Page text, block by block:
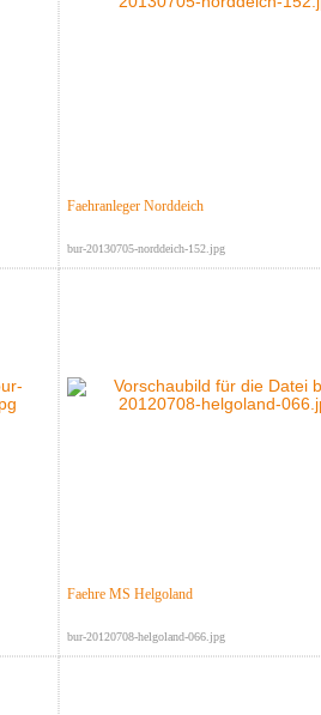
Faehranleger Norddeich
bur-20130705-norddeich-152.jpg
Faehre MS Helgoland
bur-20120708-helgoland-066.jpg